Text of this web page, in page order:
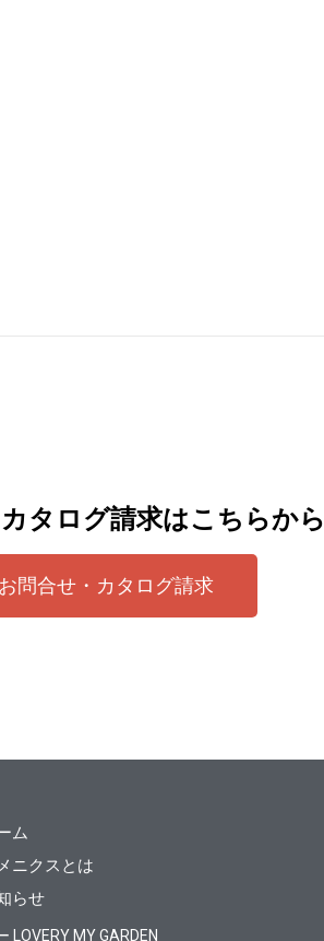
タログ請求はこちらから
お問合せ・カタログ請求
ム
ニクスとは
らせ
LOVERY MY GARDEN